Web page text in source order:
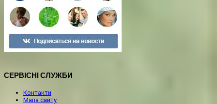
СЕРВІСНІ СЛУЖБИ
Контакти
Мапа сайту